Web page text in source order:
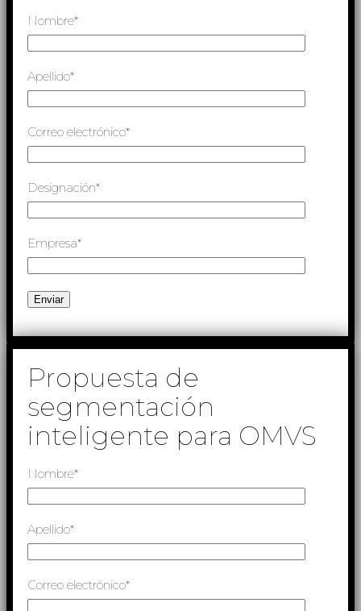
Nombre*
Apellido*
Correo electrónico*
Designación*
Empresa*
Propuesta de
segmentación
inteligente para OMVS
Nombre*
Apellido*
Correo electrónico*